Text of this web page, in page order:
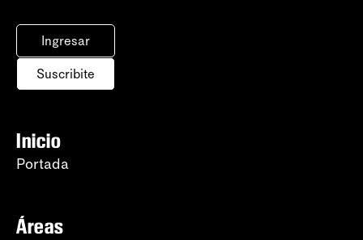
Ingresar
Suscribite
Inicio
Portada
Áreas